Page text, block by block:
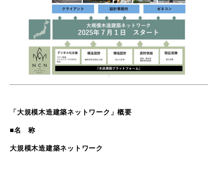
「大規模木造建築ネットワーク」概要
■名 称
大規模木造建築ネットワーク